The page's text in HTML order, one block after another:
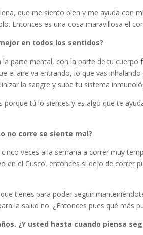
que me siento bien y me ayuda con
Entonces es una cosa maravillosa el
en todos los sentidos?
parte mental, con la parte de tu
el aire va entrando, lo que vas
la sangre y sube tu sistema
porque tú lo sientes y es algo que te
no corre se siente mal?
veces a la semana a correr muy
en el Cusco, entonces si dejo de correr
tienes para poder seguir
la salud no. ¿Entonces pues qué más
¿Y usted hasta cuando piensa